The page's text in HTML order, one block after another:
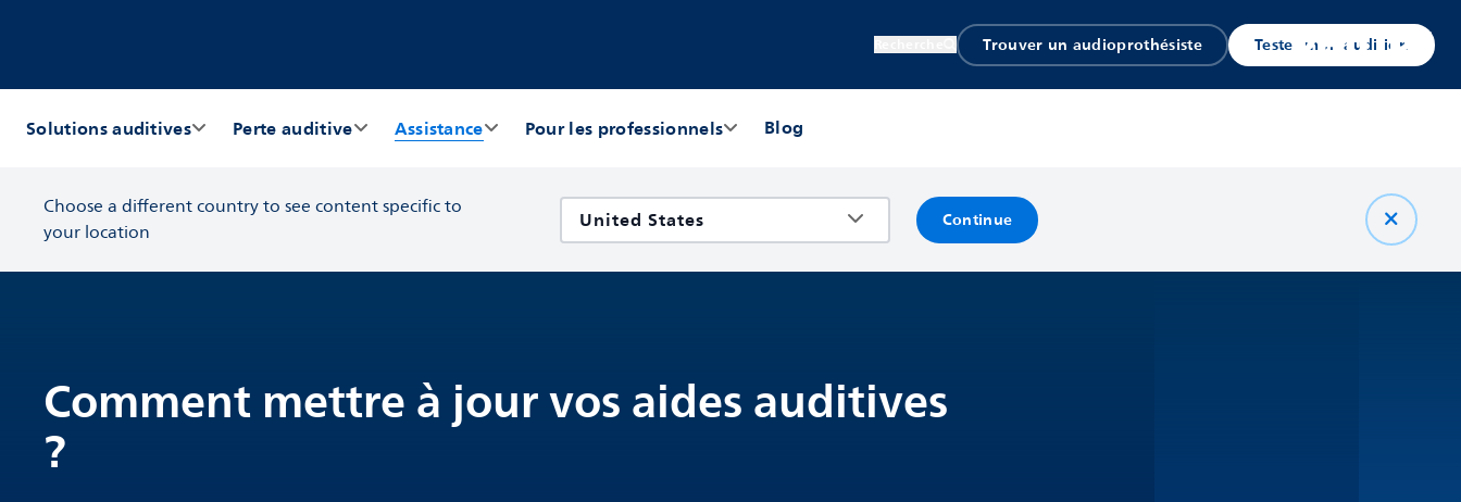
Trouver un audioprothésiste Tester mon audition
Solutions auditives Perte auditive Assistance Pour les professionnels Blog
Choose a different country to see content specific to
your location
Continue
Comment mettre à jour vos aides auditives
?